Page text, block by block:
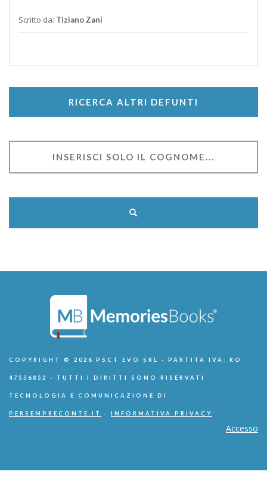
Scritto da: Tiziano Zani
RICERCA ALTRI DEFUNTI
COPYRIGHT © 2026 PSCT EVO SRL - PARTITA IVA: RO
47556852 - TUTTI I DIRITTI SONO RISERVATI
TECNOLOGIA E COMUNICAZIONE DI
PERSEMPRECONTE.IT - INFORMATIVA PRIVACY
Accesso